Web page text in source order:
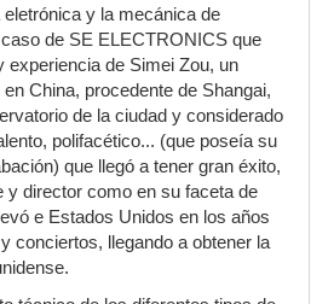
y la mecánica de
de SE ELECTRONICS que
experiencia de Simei Zou, un
China, procedente de Shangai,
de la ciudad y considerado
polifacético... (que poseía su
que llegó a tener gran éxito,
y director como en su faceta de
e Estados Unidos en los años
conciertos, llegando a obtener la